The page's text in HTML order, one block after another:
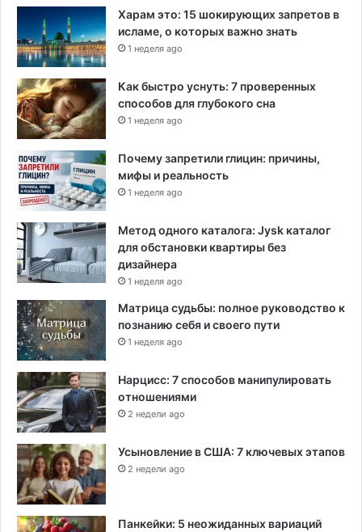
е
к
а
Харам это: 15 шокирующих запретов в
исламе, о которых важно знать
1 неделя ago
Как быстро уснуть: 7 проверенных
способов для глубокого сна
1 неделя ago
Почему запретили глицин: причины,
мифы и реальность
1 неделя ago
Метод одного каталога: Jysk каталог
для обстановки квартиры без
дизайнера
1 неделя ago
Матрица судьбы: полное руководство к
познанию себя и своего пути
1 неделя ago
Нарцисс: 7 способов манипулировать
отношениями
2 недели ago
Усыновление в США: 7 ключевых этапов
2 недели ago
Панкейки: 5 неожиданных вариаций